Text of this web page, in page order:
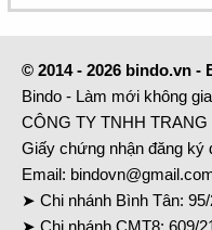
© 2014 - 2026 bindo.vn
Bindo - Làm mới không
CÔNG TY TNHH
Giấy chứng nhận đăng ký
Email:
➤ Chi nhánh Bình Tân: